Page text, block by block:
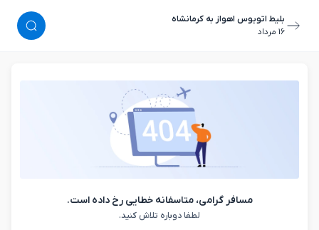
بلیط اتوبوس اهواز به کرمانشاه
١٦ مرداد
مسافر گرامی، متاسفانه خطایی رخ داده است.
لطفا دوباره تلاش کنید.